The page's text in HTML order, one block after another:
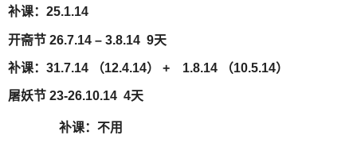
补课： 25.1.14
开斋节 26.7.14 – 3.8.14 9天
补课： 31.7.14 （12.4.14） + 1.8.14 （10.5.14）
屠妖节 23-26.10.14 4天
补课：不用